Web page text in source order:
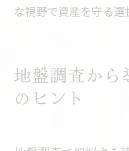
な視野で資産を守る選
地盤調査から
のヒント